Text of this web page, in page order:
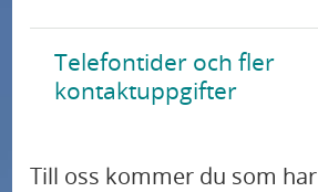
Telefontider och fler
kontaktuppgifter
Till oss kommer du som